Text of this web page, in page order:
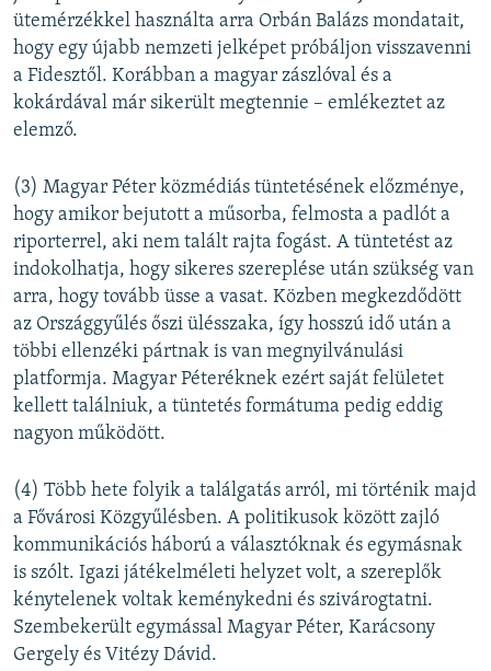
ütemérzékkel használta arra Orbán Balázs mondatait,
hogy egy újabb nemzeti jelképet próbáljon visszavenni
a Fidesztől. Korábban a magyar zászlóval és a
kokárdával már sikerült megtennie – emlékeztet az
elemző.
(3) Magyar Péter közmédiás tüntetésének előzménye,
hogy amikor bejutott a műsorba, felmosta a padlót a
riporterrel, aki nem talált rajta fogást. A tüntetést az
indokolhatja, hogy sikeres szereplése után szükség van
arra, hogy tovább üsse a vasat. Közben megkezdődött
az Országgyűlés őszi ülésszaka, így hosszú idő után a
többi ellenzéki pártnak is van megnyilvánulási
platformja. Magyar Péteréknek ezért saját felületet
kellett találniuk, a tüntetés formátuma pedig eddig
nagyon működött.
(4) Több hete folyik a találgatás arról, mi történik majd
a Fővárosi Közgyűlésben. A politikusok között zajló
kommunikációs háború a választóknak és egymásnak
is szólt. Igazi játékelméleti helyzet volt, a szereplők
kénytelenek voltak keménykedni és szivárogtatni.
Szembekerült egymással Magyar Péter, Karácsony
Gergely és Vitézy Dávid.